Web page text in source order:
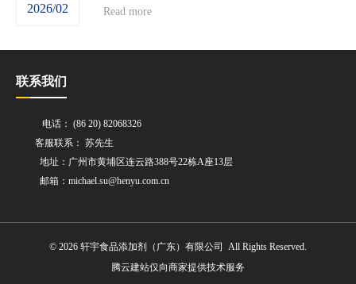
2026/02 Read more
联系我们
电话： (86 20) 82068326
客服联系： 苏先生
地址：广州市黄埔区连云路388号22栋A座13层
邮箱：michael.su@henyu.com.cn
© 2026 轩宇食品添加剂（广东）有限公司 All Rights Reserved.
腾云建站仅向商家提供技术服务